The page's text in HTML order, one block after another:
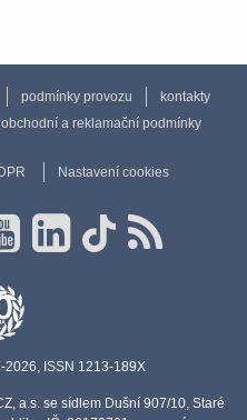
podmínky provozu
kontakty
obchodní a reklamační podmínky
Nastavení cookies
2026, ISSN 1213-189X
a.s. se sídlem Dušní 907/10, Staré